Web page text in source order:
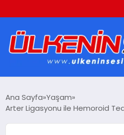
EKONOMI
Ana Sayfa Yaşam
Arter Ligasyonu ile Hemoroid